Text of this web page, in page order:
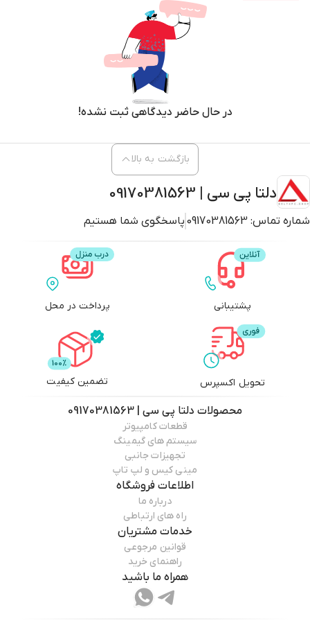
در حال حاضر دیدگاهی ثبت نشده!
دلتا پی سی | 09170381563
شماره تماس: 09170381563 پاسخگوی شما هستیم
بازگشت به بالا
پشتیبانی پرداخت در محل
تحویل اکسپرس تضمین کیفیت
محصولات دلتا پی سی | 09170381563
قطعات کامپیوتر
سیستم های گیمینگ
تجهیزات جانبی
مینی کیس و لپ تاپ
اطلاعات فروشگاه
درباره ما
راه های ارتباطی
خدمات مشتریان
قوانین مرجوعی
راهنمای خرید
همراه ما باشید